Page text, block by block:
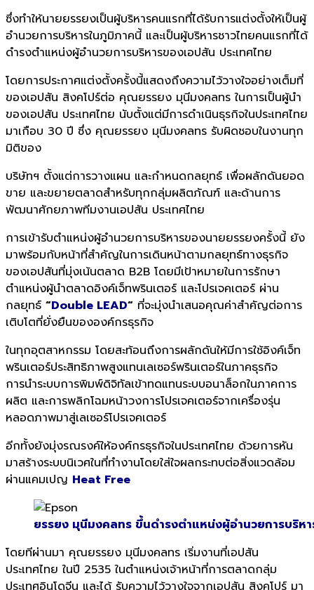
ซึ่งทำให้นายยรรยงเป็นผู้บริหารคนแรกที่ได้รับการแต่งตั้งให้เป็นผู้
อำนวยการบริหารในภูมิภาคนี้ และเป็นผู้บริหารชาวไทยคนแรกที่ได้
ดำรงตำแหน่งผู้อำนวยการบริหารของเอปสัน ประเทศไทย
โดยการประกาศแต่งตั้งครั้งนี้แสดงถึงความไว้วางใจอย่างเต็มที่
ของเอปสัน สิงคโปร์ต่อ คุณยรรยง มุนีมงคลทร ในการเป็นผู้นำ
ของเอปสัน ประเทศไทย นับตั้งแต่มีการดำเนินธุรกิจในประเทศไทย
มาเกือบ 30 ปี ซึ่ง คุณยรรยง มุนีมงคลทร รับผิดชอบในงานทุก
มิติของ
บริษัทฯ ตั้งแต่การวางแผน และกำหนดกลยุทธ์ เพื่อผลักดันยอด
ขาย และขยายตลาดสำหรับทุกกลุ่มผลิตภัณฑ์ และด้านการ
พัฒนาศักยภาพทีมงานเอปสัน ประเทศไทย
การเข้ารับตำแหน่งผู้อำนวยการบริหารของนายยรรยงครั้งนี้ ยัง
มาพร้อมกับหน้าที่สำคัญในการเดินหน้าตามกลยุทธ์ทางธุรกิจ
ของเอปสันที่มุ่งเน้นตลาด B2B โดยมีเป้าหมายในการรักษา
ตำแหน่งผู้นำตลาดอิงค์เจ็ทพรินเตอร์ และโปรเจคเตอร์ ผ่าน
กลยุทธ์ “Double LEAD“ ที่จะมุ่งนำเสนอคุณค่าสำคัญต่อการ
เติบโตที่ยั่งยืนขององค์กรธุรกิจ
ในทุกอุตสาหกรรม โดยสะท้อนถึงการผลักดันให้มีการใช้อิงค์เจ็ท
พรินเตอร์ประสิทธิภาพสูงแทนเลเซอร์พรินเตอร์ในภาคธุรกิจ
การนำระบบการพิมพ์ดิจิทัลเข้าทดแทนระบบอนาล็อกในภาคการ
ผลิต และการพลิกโฉมหน้าวงการโปรเจคเตอร์จากเครื่องรุ่น
หลอดภาพมาสู่เลเซอร์โปรเจคเตอร์
อีกทั้งยังมุ่งรณรงค์ให้องค์กรธุรกิจในประเทศไทย ด้วยการหัน
มาสร้างระบบนิเวศในที่ทำงานโดยใส่ใจผลกระทบต่อสิ่งแวดล้อม
ผ่านแคมเปญ Heat Free
ยรรยง มุนีมงคลทร ขึ้นดำรงตำแหน่งผู้อำนวยการบริห
โดยทีผ่านมา คุณยรรยง มุนีมงคลทร เริ่มงานที่เอปสัน
ประเทศไทย ในปี 2535 ในตำแหน่งเจ้าหน้าที่การตลาดกลุ่ม
ประเทศอินโดจีน และได้ รับความไว้วางใจจากเอปสัน สิงคโปร์ มา